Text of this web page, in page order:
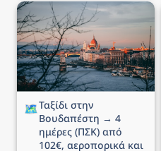
Ταξίδι στην Βουδαπέστη
→ 4 ημέρες (ΠΣΚ) από
102€, αεροπορικά και
διαμονή
🗺️Ταξίδι στην
Βουδαπέστη → 4
ημέρες (ΠΣΚ) από
102€, αεροπορικά και